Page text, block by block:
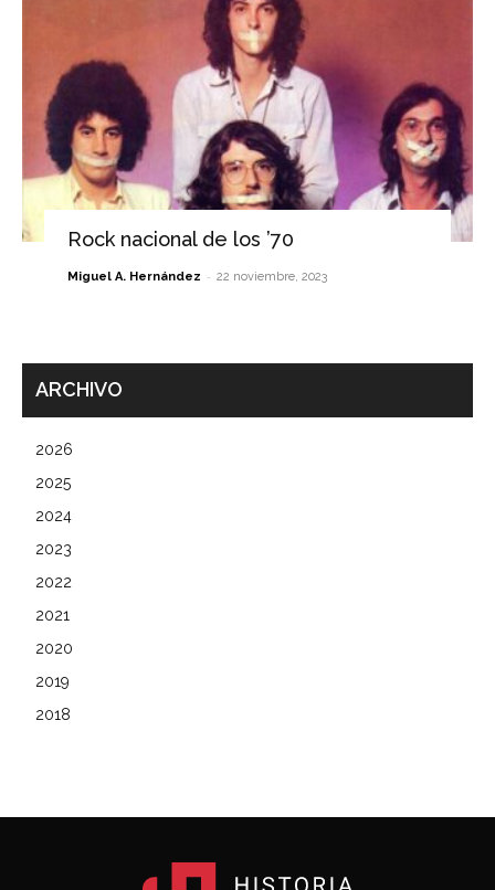
Rock nacional de los ’70
Miguel A. Hernández - 22 noviembre, 2023
ARCHIVO
2026
2025
2024
2023
2022
2021
2020
2019
2018